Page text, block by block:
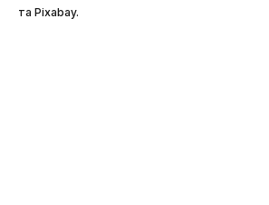
та Pixabay.